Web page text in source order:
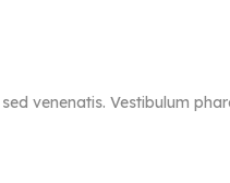
venenatis. Vestibulum